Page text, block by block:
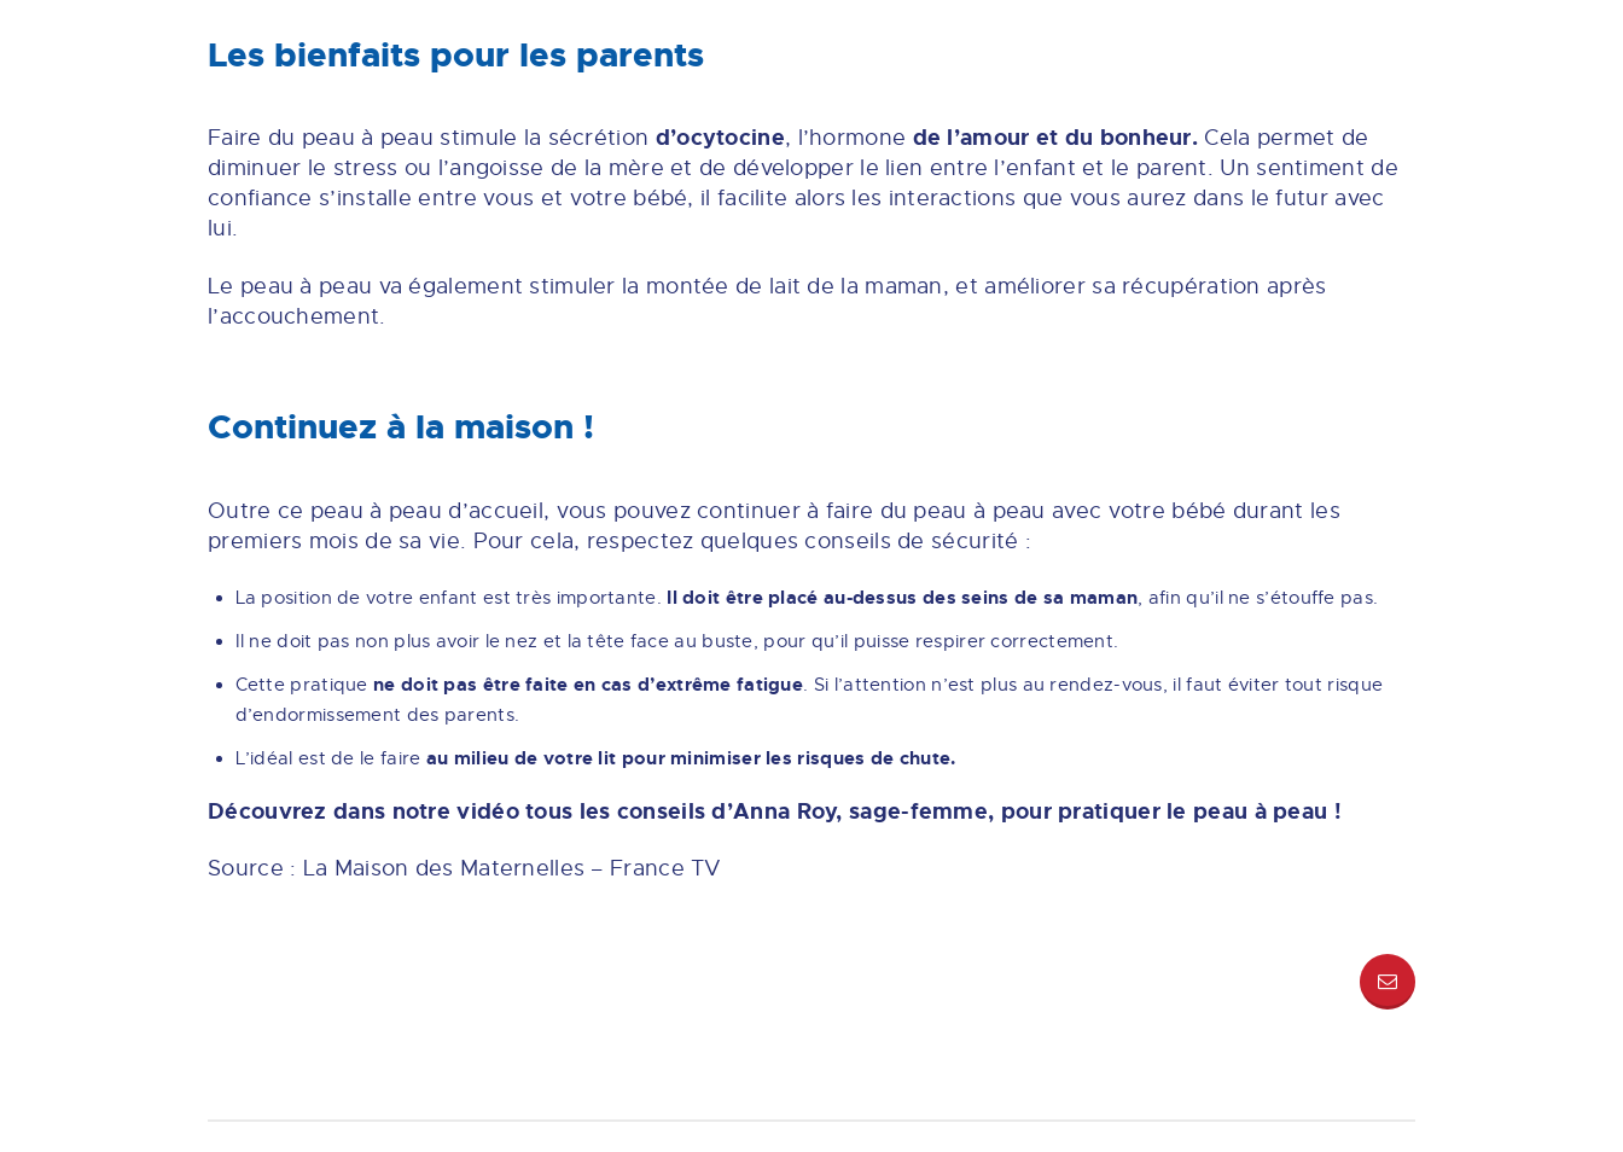
Les bienfaits pour les parents
Faire du peau à peau stimule la sécrétion d’ocytocine, l’hormone de l’amour et du bonheur. Cela permet de
diminuer le stress ou l’angoisse de la mère et de développer le lien entre l’enfant et le parent. Un sentiment de
confiance s’installe entre vous et votre bébé, il facilite alors les interactions que vous aurez dans le futur avec
lui.
Le peau à peau va également stimuler la montée de lait de la maman, et améliorer sa récupération après
l’accouchement.
Continuez à la maison !
Outre ce peau à peau d’accueil, vous pouvez continuer à faire du peau à peau avec votre bébé durant les
premiers mois de sa vie. Pour cela, respectez quelques conseils de sécurité :
La position de votre enfant est très importante. Il doit être placé au-dessus des seins de sa maman, afin qu’il ne s’étouffe pas.
Il ne doit pas non plus avoir le nez et la tête face au buste, pour qu’il puisse respirer correctement.
Cette pratique ne doit pas être faite en cas d’extrême fatigue. Si l’attention n’est plus au rendez-vous, il faut éviter tout risque
d’endormissement des parents.
L’idéal est de le faire au milieu de votre lit pour minimiser les risques de chute.
Découvrez dans notre vidéo tous les conseils d’Anna Roy, sage-femme, pour pratiquer le peau à peau !
Source : La Maison des Maternelles – France TV